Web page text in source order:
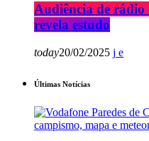
Audiência de rádio
revela estudo
today20/02/2025
Últimas Notícias